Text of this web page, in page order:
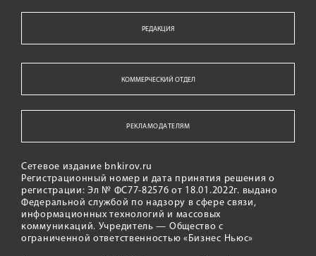
РЕДАКЦИЯ
КОММЕРЧЕСКИЙ ОТДЕЛ
РЕКЛАМОДАТЕЛЯМ
Сетевое издание bnkirov.ru
Регистрационный номер и дата принятия решения о
регистрации: Эл № ФС77-82576 от 18.01.2022г. выдано
Федеральной службой по надзору в сфере связи,
информационных технологий и массовых
коммуникаций. Учредитель — Общество с
ограниченной ответственностью «Бизнес Ньюс»